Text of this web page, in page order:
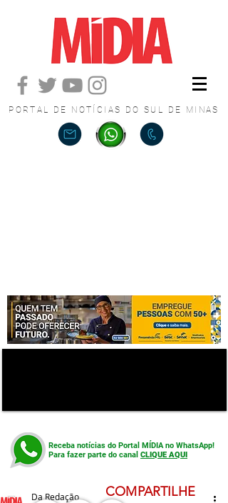
PORTAL DE NOTÍCIAS DO SUL DE MINAS
Receba notícias do Portal MÍDIA no WhatsApp!
Para fazer parte do canal CLIQUE AQUI
Da Redação COMPARTILHE